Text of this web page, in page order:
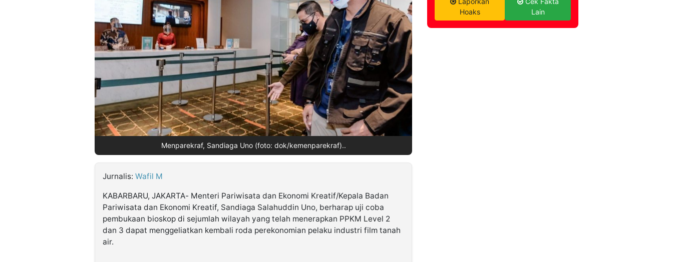
Menparekraf, Sandiaga Uno (foto: dok/kemenparekraf)..
Jurnalis: Wafil M
KABARBARU, JAKARTA- Menteri Pariwisata dan Ekonomi Kreatif/Kepala Badan
Pariwisata dan Ekonomi Kreatif, Sandiaga Salahuddin Uno, berharap uji coba
pembukaan bioskop di sejumlah wilayah yang telah menerapkan PPKM Level 2
dan 3 dapat menggeliatkan kembali roda perekonomian pelaku industri film tanah
air.
Hoaks
Lain